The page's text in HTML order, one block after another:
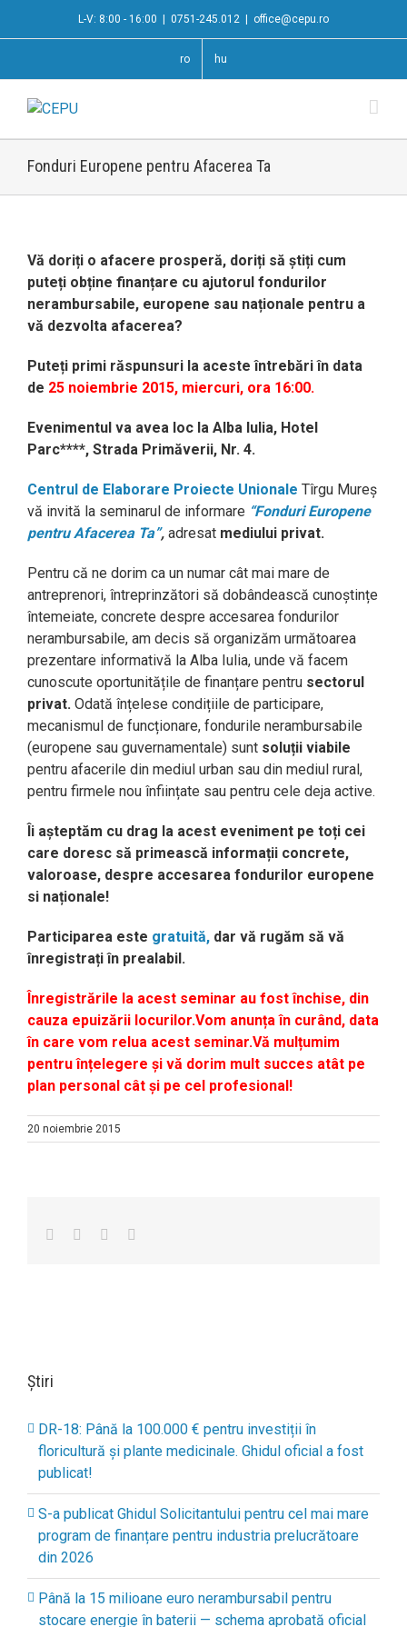
L-V: 8:00 - 16:00 0751-245.012 office@cepu.ro
ro hu
Fonduri Europene pentru Afacerea Ta
Larger
Image
Vă doriți o afacere prosperă, doriți să știți cum
puteți obține finanțare cu ajutorul fondurilor
nerambursabile, europene sau naționale pentru a
vă dezvolta afacerea?
Puteți primi răspunsuri la aceste întrebări în data
de 25 noiembrie 2015, miercuri, ora 16:00.
Evenimentul va avea loc la Alba Iulia, Hotel
Parc****, Strada Primăverii, Nr. 4.
Centrul de Elaborare Proiecte Unionale Tîrgu Mureș
vă invită la seminarul de informare “Fonduri Europene
pentru Afacerea Ta”, adresat mediului privat.
Pentru că ne dorim ca un numar cât mai mare de
antreprenori, întreprinzători să dobândească cunoștințe
întemeiate, concrete despre accesarea fondurilor
nerambursabile, am decis să organizăm următoarea
prezentare informativă la Alba Iulia, unde vă facem
cunoscute oportunitățile de finanțare pentru sectorul
privat. Odată înțelese condițiile de participare,
mecanismul de funcționare, fondurile nerambursabile
(europene sau guvernamentale) sunt soluții viabile
pentru afacerile din mediul urban sau din mediul rural,
pentru firmele nou înființate sau pentru cele deja active.
Îi așteptăm cu drag la acest eveniment pe toți cei
care doresc să primească informații concrete,
valoroase, despre accesarea fondurilor europene
si naționale!
Participarea este gratuită, dar vă rugăm să vă
înregistrați în prealabil.
Înregistrările la acest seminar au fost închise, din
cauza epuizării locurilor.Vom anunța în curând, data
în care vom relua acest seminar.Vă mulțumim
pentru înțelegere și vă dorim mult succes atât pe
plan personal cât și pe cel profesional!
20 noiembrie 2015
Facebook
TwitterLinkedin
Știri
DR-18: Până la 100.000 € pentru investiții în
floricultură și plante medicinale. Ghidul oficial a fost
publicat!
S-a publicat Ghidul Solicitantului pentru cel mai mare
program de finanțare pentru industria prelucrătoare
din 2026
Până la 15 milioane euro nerambursabil pentru
stocare energie în baterii — schema aprobată oficial